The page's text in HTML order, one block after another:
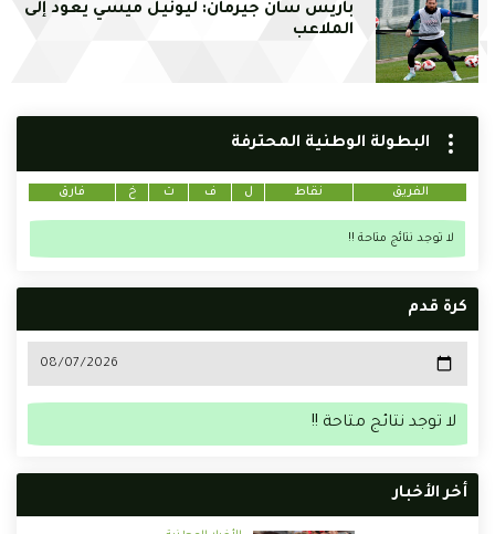
باريس سان جيرمان: ليونيل ميسي يعود إلى
الملاعب
البطولة الوطنية المحترفة
الفريق نقاط ل ف ت خ فارق
لا توجد نتائج متاحة !!
كرة قدم
لا توجد نتائج متاحة !!
أخر الأخبار